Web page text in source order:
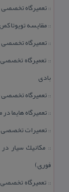
::تعمیرگاه تخصصی رنو داستر
:: مقایسه تویوتا
:: تعمیرگاه تخصصی SWM در مشهد | تعمیر موتور، گیربكس و عیب‌یابی برق
:: تعمیرگاه
بادی
:: تعمیرگاه تخصصی چری در مشهد
:: تعمیرگاه
:: تعمیرات
:: مكانیك سیار
فوری)
::